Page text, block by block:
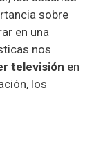
sobre
en una
nos
televisión en
los